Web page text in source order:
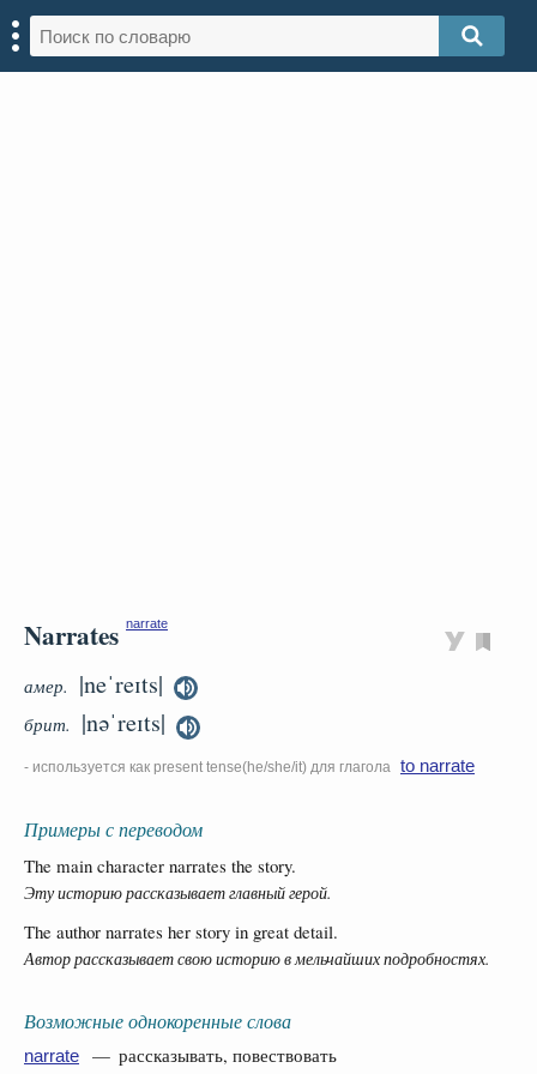
Narrates narrate
амер. |neˈreɪts|
брит. |nəˈreɪts|
- используется как present tense(he/she/it) для глагола to narrate
Примеры с переводом
The main character narrates the story.
Эту историю рассказывает главный герой.
The author narrates her story in great detail.
Автор рассказывает свою историю в мельчайших подробностях.
Возможные однокоренные слова
narrate — рассказывать, повествовать